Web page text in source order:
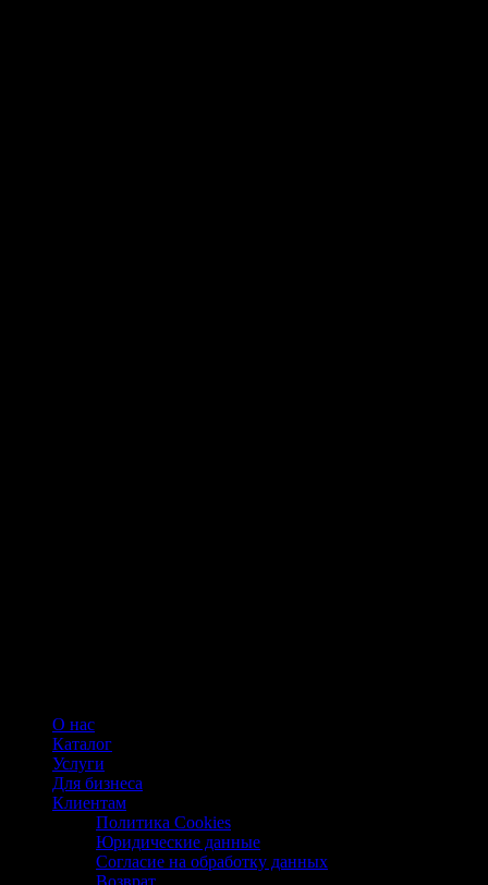
О нас
Каталог
Услуги
Для бизнеса
Клиентам
Политика Cookies
Юридические данные
Согласие на обработку данных
Возврат